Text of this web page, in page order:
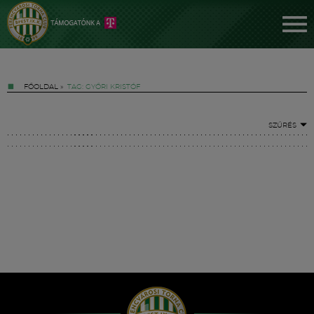
FŐOLDAL » TAG: GYŐRI KRISTÓF
SZŰRÉS
Hírek